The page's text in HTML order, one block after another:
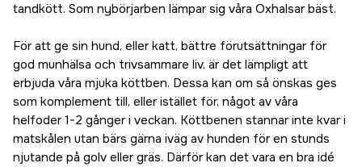
tandkött. Som nybörjarben lämpar sig våra Oxhalsar bäst.
För att ge sin hund, eller katt, bättre förutsättningar för
god munhälsa och trivsammare liv, är det lämpligt att
erbjuda våra mjuka köttben. Dessa kan om så önskas ges
som komplement till, eller istället för, något av våra
helfoder 1-2 gånger i veckan. Köttbenen stannar inte kvar i
matskålen utan bärs gärna iväg av hunden för en stunds
njutande på golv eller gräs. Därför kan det vara en bra idé